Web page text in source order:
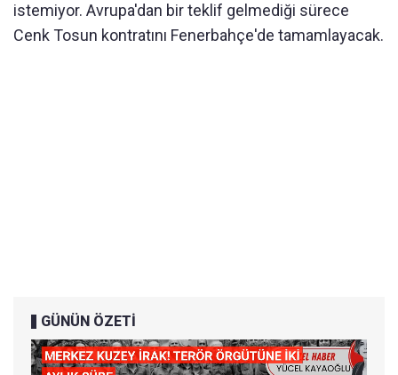
istemiyor. Avrupa'dan bir teklif gelmediği sürece
Cenk Tosun kontratını Fenerbahçe'de tamamlayacak.
GÜNÜN ÖZETİ